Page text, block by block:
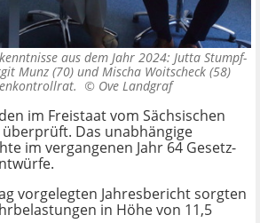
aus dem Jahr 2024: Jutta Stumpf-
Munz (70) und Mischa Woitscheck (58)
© Ove Landgraf
im Freistaat vom Sächsischen
Das unabhängige
im vergangenen Jahr 64 Gesetz-
vorgelegten Jahresbericht sorgten
in Höhe von 11,5